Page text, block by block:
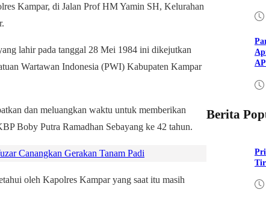
Kampar, di Jalan Prof HM Yamin SH, Kelurahan
lahir pada tanggal 28 Mei 1984 ini dikejutkan
Wartawan Indonesia (PWI) Kabupaten Kampar
dan meluangkan waktu untuk memberikan
Boby Putra Ramadhan Sebayang ke 42 tahun.
Canangkan Gerakan Tanam Padi
oleh Kapolres Kampar yang saat itu masih
Berita